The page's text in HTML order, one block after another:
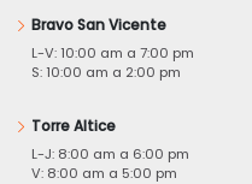
Bravo San Vicente
L-V: 10:00 am a 7:00 pm
S: 10:00 am a 2:00 pm
Torre Altice
L-J: 8:00 am a 6:00 pm
V: 8:00 am a 5:00 pm